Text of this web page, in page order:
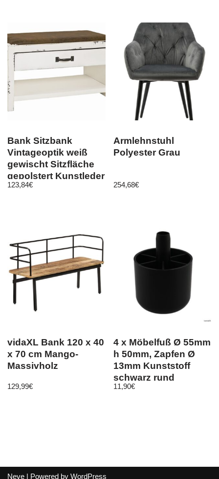
Bank Sitzbank
Vintageoptik weiß
gewischt Sitzfläche
gepolstert Kunstleder
vintage …
123,84€
Armlehnstuhl
Polyester Grau
254,68€
vidaXL Bank 120 x 40
x 70 cm Mango-
Massivholz
129,99€
4 x Möbelfuß Ø 55mm
h 50mm, Zapfen Ø
13mm Kunststoff
schwarz rund
Möbelgleiter
11,90€
Neve | Powered by WordPress